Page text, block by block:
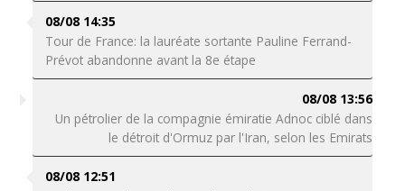
08/08 14:35
Tour de France: la lauréate sortante Pauline Ferrand-
Prévot abandonne avant la 8e étape
08/08 13:56
Un pétrolier de la compagnie émiratie Adnoc ciblé dans
le détroit d'Ormuz par l'Iran, selon les Emirats
08/08 12:51